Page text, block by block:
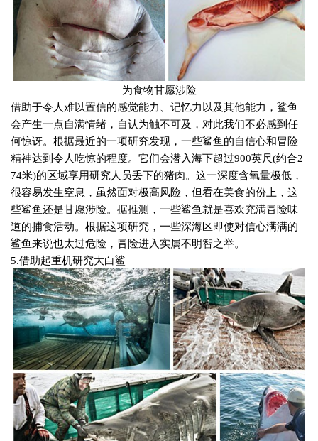
为食物甘愿涉险
借助于令人难以置信的感觉能力、记忆力以及其他能力，鲨鱼
会产生一点自满情绪，自认为触不可及，对此我们不必感到任
何惊讶。根据最近的一项研究发现，一些鲨鱼的自信心和冒险
精神达到令人吃惊的程度。它们会潜入海下超过900英尺(约合2
74米)的区域享用研究人员丢下的猪肉。这一深度含氧量极低，
很容易发生窒息，虽然面对极高风险，但看在美食的份上，这
些鲨鱼还是甘愿涉险。据推测，一些鲨鱼就是喜欢充满冒险味
道的捕食活动。根据这项研究，一些深海区即使对信心满满的
鲨鱼来说也太过危险，冒险进入实属不明智之举。
5.借助起重机研究大白鲨